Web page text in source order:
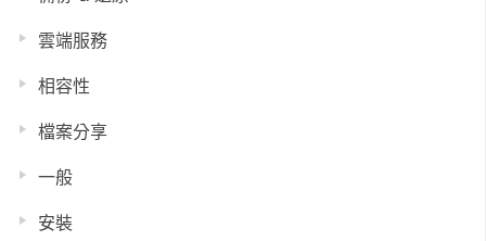
雲端服務
相容性
檔案分享
一般
安裝